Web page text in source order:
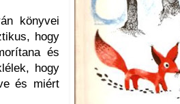
könyvei
hogy
és
hogy
és miért